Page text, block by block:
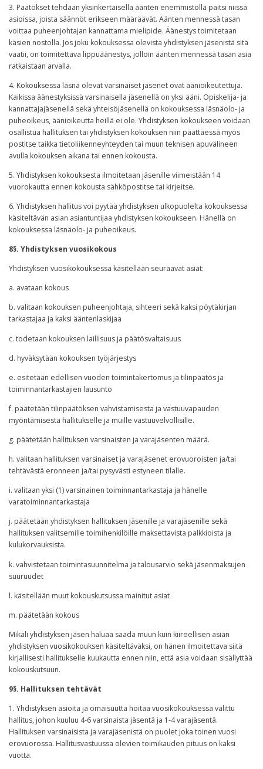
3. Päätökset tehdään yksinkertaisella äänten enemmistöllä paitsi niissä
asioissa, joista säännöt erikseen määräävät. Äänten mennessä tasan
voittaa puheenjohtajan kannattama mielipide. Äänestys toimitetaan
käsien nostolla. Jos joku kokouksessa olevista yhdistyksen jäsenistä sitä
vaatii, on toimitettava lippuäänestys, jolloin äänten mennessä tasan asia
ratkaistaan arvalla.
4. Kokouksessa läsnä olevat varsinaiset jäsenet ovat äänioikeutettuja.
Kaikissa äänestyksissä varsinaisella jäsenellä on yksi ääni. Opiskelija- ja
kannattajajäsenellä sekä yhteisöjäsenellä on kokouksessa läsnäolo- ja
puheoikeus, äänioikeutta heillä ei ole. Yhdistyksen kokoukseen voidaan
osallistua hallituksen tai yhdistyksen kokouksen niin päättäessä myös
postitse taikka tietoliikenneyhteyden tai muun teknisen apuvälineen
avulla kokouksen aikana tai ennen kokousta.
5. Yhdistyksen kokouksesta ilmoitetaan jäsenille viimeistään 14
vuorokautta ennen kokousta sähköpostitse tai kirjeitse.
6. Yhdistyksen hallitus voi pyytää yhdistyksen ulkopuolelta kokouksessa
käsiteltävän asian asiantuntijaa yhdistyksen kokoukseen. Hänellä on
kokouksessa läsnäolo- ja puheoikeus.
8§. Yhdistyksen vuosikokous
Yhdistyksen vuosikokouksessa käsitellään seuraavat asiat:
a. avataan kokous
b. valitaan kokouksen puheenjohtaja, sihteeri sekä kaksi pöytäkirjan
tarkastajaa ja kaksi ääntenlaskijaa
c. todetaan kokouksen laillisuus ja päätösvaltaisuus
d. hyväksytään kokouksen työjärjestys
e. esitetään edellisen vuoden toimintakertomus ja tilinpäätös ja
toiminnantarkastajien lausunto
f. päätetään tilinpäätöksen vahvistamisesta ja vastuuvapauden
myöntämisestä hallitukselle ja muille vastuuvelvollisille.
g. päätetään hallituksen varsinaisten ja varajäsenten määrä.
h. valitaan hallituksen varsinaiset ja varajäsenet erovuoroisten ja/tai
tehtävästä eronneen ja/tai pysyvästi estyneen tilalle.
i. valitaan yksi (1) varsinainen toiminnantarkastaja ja hänelle
varatoiminnantarkastaja
j. päätetään yhdistyksen hallituksen jäsenille ja varajäsenille sekä
hallituksen valitsemille toimihenkilöille maksettavista palkkioista ja
kulukorvauksista.
k. vahvistetaan toimintasuunnitelma ja talousarvio sekä jäsenmaksujen
suuruudet
l. käsitellään muut kokouskutsussa mainitut asiat
m. päätetään kokous
Mikäli yhdistyksen jäsen haluaa saada muun kuin kiireellisen asian
yhdistyksen vuosikokouksen käsiteltäväksi, on hänen ilmoitettava siitä
kirjallisesti hallitukselle kuukautta ennen niin, että asia voidaan sisällyttää
kokouskutsuun.
9§. Hallituksen tehtävät
1. Yhdistyksen asioita ja omaisuutta hoitaa vuosikokouksessa valittu
hallitus, johon kuuluu 4-6 varsinaista jäsentä ja 1-4 varajäsentä.
Hallituksen varsinaisista ja varajäsenistä on puolet joka toinen vuosi
erovuorossa. Hallitusvastuussa olevien toimikauden pituus on kaksi
vuotta.